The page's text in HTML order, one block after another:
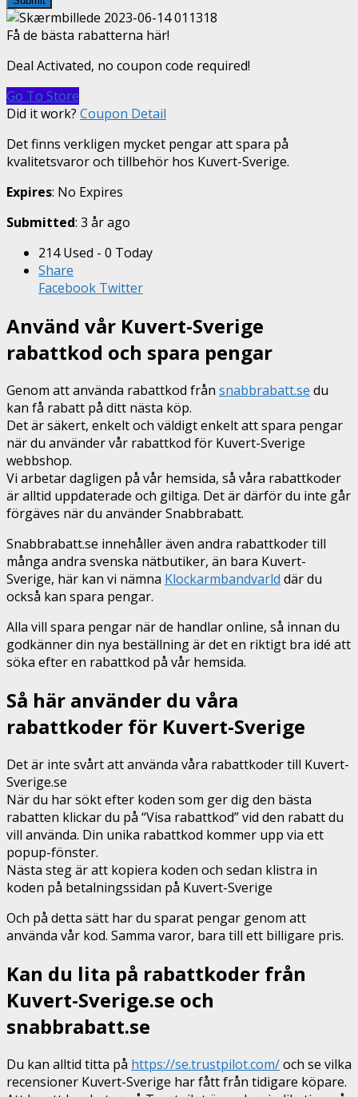
Få de bästa rabatterna här!
Deal Activated, no coupon code required!
Go To Store
Did it work? Coupon Detail
Det finns verkligen mycket pengar att spara på
kvalitetsvaror och tillbehör hos Kuvert-Sverige.
Expires: No Expires
Submitted: 3 år ago
214 Used - 0 Today
Share
Facebook Twitter
Använd vår Kuvert-Sverige
rabattkod och spara pengar
Genom att använda rabattkod från snabbrabatt.se du
kan få rabatt på ditt nästa köp.
Det är säkert, enkelt och väldigt enkelt att spara pengar
när du använder vår rabattkod för Kuvert-Sverige
webbshop.
Vi arbetar dagligen på vår hemsida, så våra rabattkoder
är alltid uppdaterade och giltiga. Det är därför du inte går
förgäves när du använder Snabbrabatt.
Snabbrabatt.se innehåller även andra rabattkoder till
många andra svenska nätbutiker, än bara Kuvert-
Sverige, här kan vi nämna Klockarmbandvarld där du
också kan spara pengar.
Alla vill spara pengar när de handlar online, så innan du
godkänner din nya beställning är det en riktigt bra idé att
söka efter en rabattkod på vår hemsida.
Så här använder du våra
rabattkoder för Kuvert-Sverige
Det är inte svårt att använda våra rabattkoder till Kuvert-
Sverige.se
När du har sökt efter koden som ger dig den bästa
rabatten klickar du på “Visa rabattkod” vid den rabatt du
vill använda. Din unika rabattkod kommer upp via ett
popup-fönster.
Nästa steg är att kopiera koden och sedan klistra in
koden på betalningssidan på Kuvert-Sverige
Och på detta sätt har du sparat pengar genom att
använda vår kod. Samma varor, bara till ett billigare pris.
Kan du lita på rabattkoder från
Kuvert-Sverige.se och
snabbrabatt.se
Du kan alltid titta på https://se.trustpilot.com/och se vilka
recensioner Kuvert-Sverige har fått från tidigare köpare.